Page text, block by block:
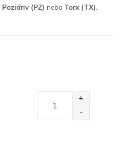
Pozidriv (PZ) nebo Torx (TX).